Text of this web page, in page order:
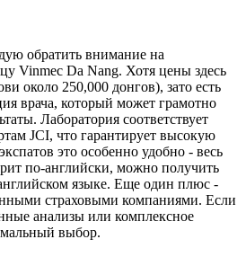
обратить внимание на
Vinmec Da Nang. Хотя цены здесь
около 250,000 донгов), зато есть
врача, который может грамотно
Лаборатория соответствует
JCI, что гарантирует высокую
это особенно удобно - весь
по-английски, можно получить
языке. Еще один плюс -
страховыми компаниями. Если
анализы или комплексное
выбор.